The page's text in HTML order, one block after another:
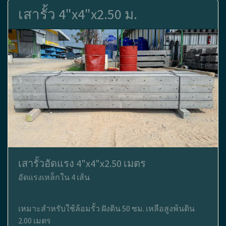
เสารั้ว 4"x4"x2.50 ม.
เสารั้วอัดแรง 4"x4"x2.50 เมตร
อัดแรงเหล็กใน 4 เส้น
เหมาะสำหรับใช้ล้อมรั้ว ฝังดิน 50 ซม. เหลือสูงพ้นดิน
2.00 เมตร